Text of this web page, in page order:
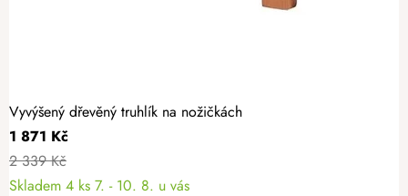
Vyvýšený dřevěný truhlík na nožičkách
1 871 Kč
2 339 Kč
Skladem 4 ks 7. - 10. 8. u vás